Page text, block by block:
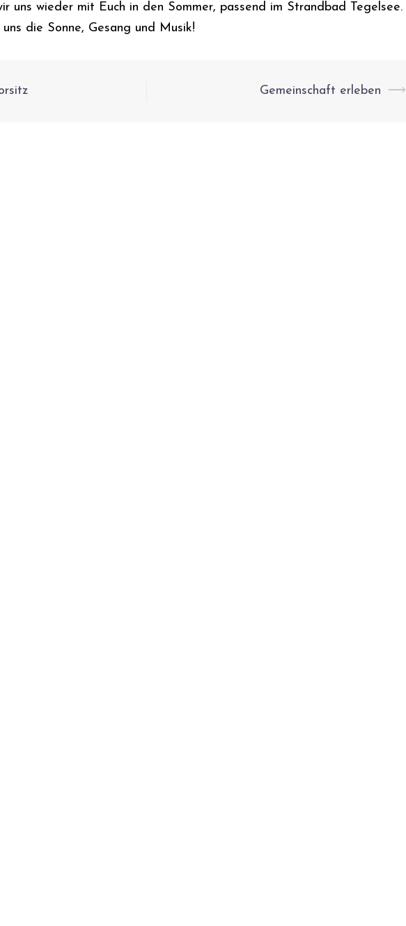
uns wieder mit Euch in den Sommer, passend im Strandbad Tegelsee.
die Sonne, Gesang und Musik!
Gemeinschaft erleben ⟶